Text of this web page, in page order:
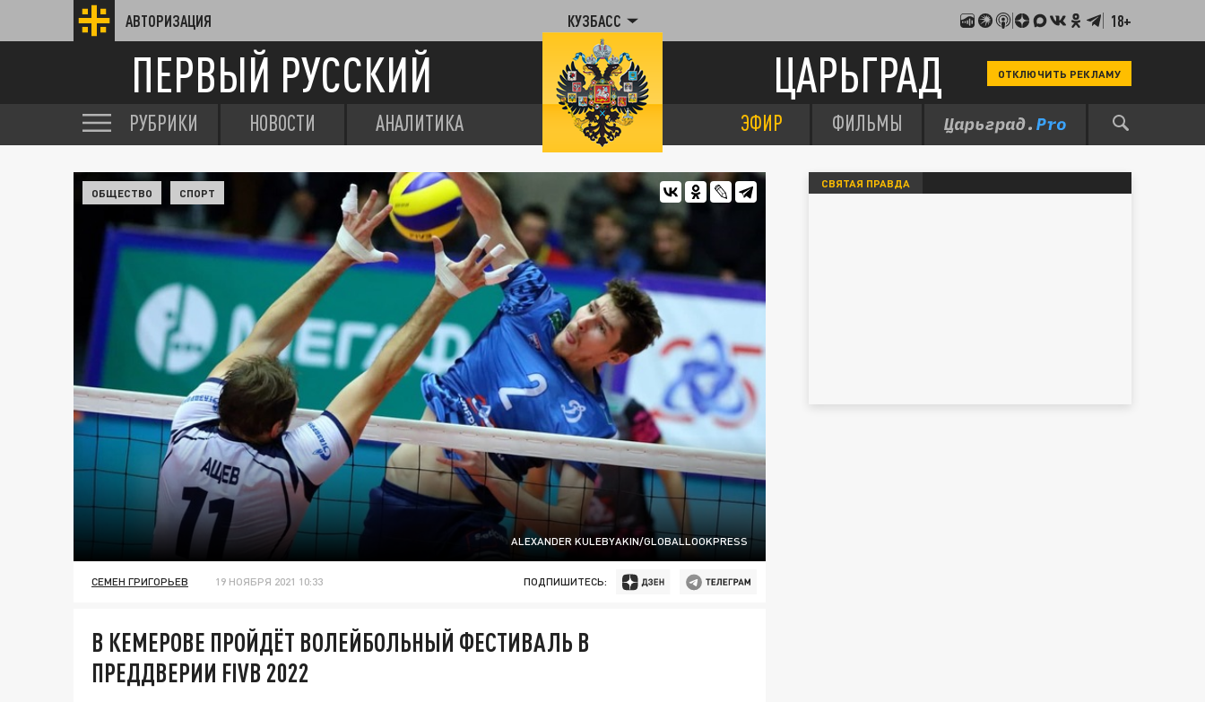
АВТОРИЗАЦИЯ КУЗБАСС 18+
ПЕРВЫЙ РУССКИЙ ЦАРЬГРАД ОТКЛЮЧИТЬ РЕКЛАМУ
РУБРИКИ НОВОСТИ АНАЛИТИКА ЭФИР ФИЛЬМЫ
ALEXANDER KULEBYAKIN/GLOBALLOOKPRESS
ОБЩЕСТВО СПОРТ
СЕМЕН ГРИГОРЬЕВ 19 НОЯБРЯ 2021 10:33 ПОДПИШИТЕСЬ:
В КЕМЕРОВЕ ПРОЙДЁТ ВОЛЕЙБОЛЬНЫЙ ФЕСТИВАЛЬ В
ПРЕДДВЕРИИ FIVB 2022
СВЯТАЯ ПРАВДА